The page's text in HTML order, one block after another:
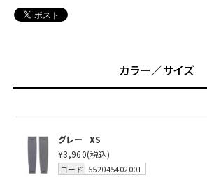
カラー／サイズ
グレー
XS
¥3,960(税込)
コード 552045402001